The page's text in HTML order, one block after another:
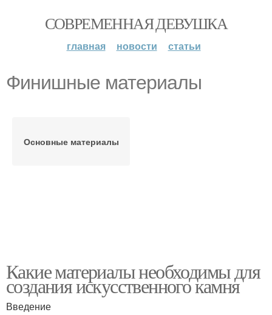
СОВРЕМЕННАЯ ДЕВУШКА
главная новости статьи
Финишные материалы
Основные материалы
Какие материалы необходимы для
создания искусственного камня
Введение